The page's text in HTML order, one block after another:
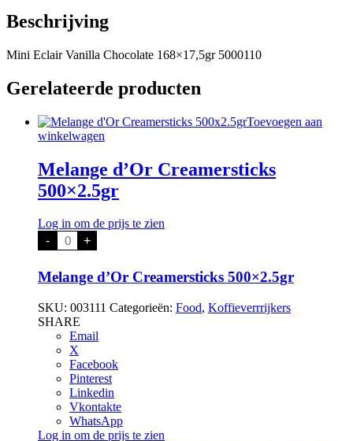
Beschrijving
Mini Eclair Vanilla Chocolate 168×17,5gr 5000110
Gerelateerde producten
Toevoegen aan
winkelwagen
Melange d’Or Creamersticks
500×2.5gr
Log in om de prijs te zien
- Melange
d'Or
500x2.5gr
aantal
+
Melange d’Or Creamersticks 500×2.5gr
SKU: 003111 Categorieën: Food, Koffieverrrijkers
SHARE
Email
X
Facebook
Pinterest
Linkedin
Vkontakte
WhatsApp
Log in om de prijs te zien